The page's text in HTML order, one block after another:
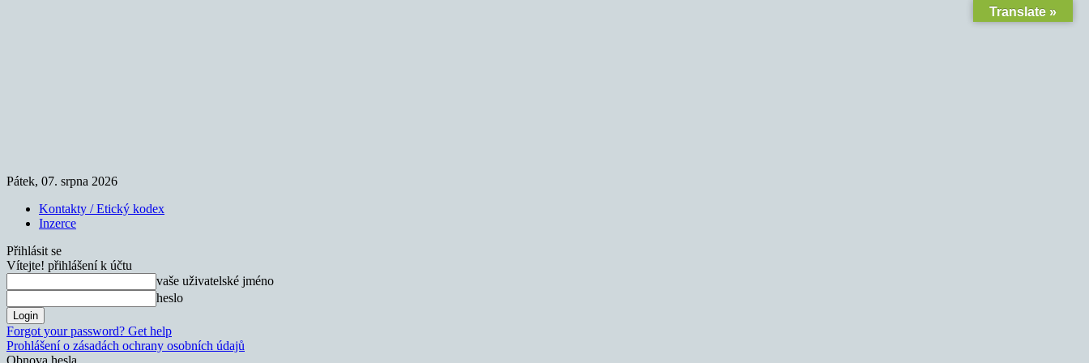
Pátek, 07. srpna 2026
Kontakty / Etický kodex
Inzerce
Přihlásit se
Vítejte! přihlášení k účtu
vaše uživatelské jméno
heslo
Forgot your password? Get help
Prohlášení o zásadách ochrany osobních údajů
Obnova hesla
Translate »